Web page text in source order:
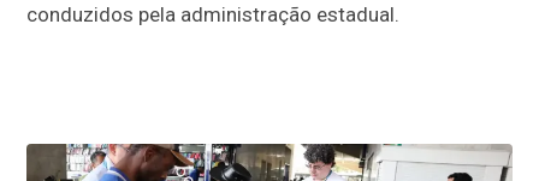
conduzidos pela administração estadual.